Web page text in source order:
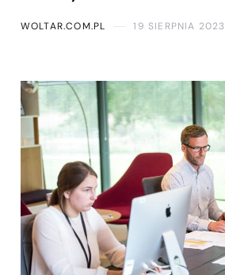
WOLTAR.COM.PL 19 SIERPNIA 2023